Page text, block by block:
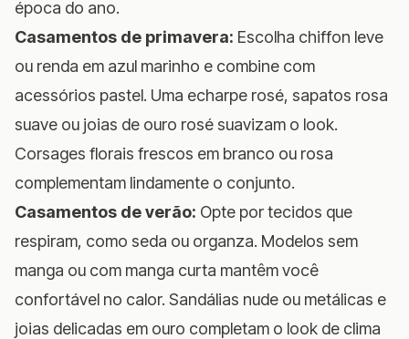
época do ano.
Casamentos de primavera: Escolha chiffon leve
ou renda em azul marinho e combine com
acessórios pastel. Uma echarpe rosé, sapatos rosa
suave ou joias de ouro rosé suavizam o look.
Corsages florais frescos em branco ou rosa
complementam lindamente o conjunto.
Casamentos de verão: Opte por tecidos que
respiram, como seda ou organza. Modelos sem
manga ou com manga curta mantêm você
confortável no calor. Sandálias nude ou metálicas e
joias delicadas em ouro completam o look de clima